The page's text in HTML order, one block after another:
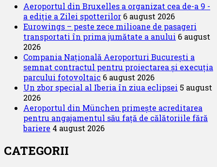
procedura
de
concordat
preventiv
Aeroportul din Bruxelles a organizat cea de-a 9 -
a ediție a Zilei spotterilor 6 august 2026
Eurowings – peste zece milioane de pasageri
transportati în prima jumătate a anului 6 august
2026
Compania Națională Aeroporturi București a
semnat contractul pentru proiectarea și execuția
parcului fotovoltaic 6 august 2026
Un zbor special al Iberia în ziua eclipsei 5 august
2026
Aeroportul din München primește acreditarea
pentru angajamentul său față de călătoriile fără
bariere 4 august 2026
CATEGORII